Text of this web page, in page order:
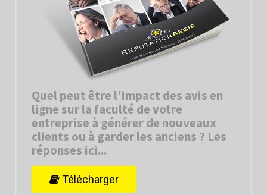
Quel peut être l'impact des avis en
ligne sur la faculté de votre
entreprise à générer de nouveaux
clients ou à garder les anciens ? Les
réponses ici...
Télécharger